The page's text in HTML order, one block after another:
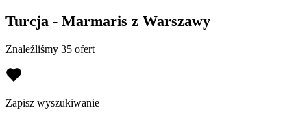
Turcja - Marmaris z Warszawy
Znaleźliśmy 35 ofert
Zapisz wyszukiwanie